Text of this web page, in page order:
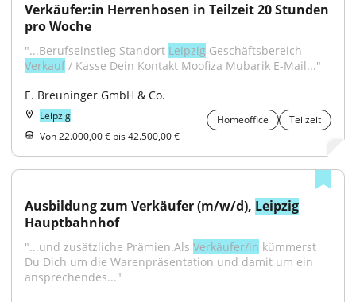
Verkäufer:in Herrenhosen in Teilzeit 20 Stunden
pro Woche
"...Berufseinstieg Standort Leipzig
Verkauf / Kasse Dein Kontakt Moofiza Mubarik E-Mail..."
E. Breuninger GmbH & Co.
Leipzig Homeoffice
Teilzeit
Von 22.000,00 € bis 42.500,00 €
Ausbildung zum Verkäufer (m/w/d), Leipzig
Hauptbahnhof
"...und zusätzliche Prämien.Als Verkäufer/in kümmerst
Du Dich um die Warenpräsentation und damit um ein
ansprechendes..."